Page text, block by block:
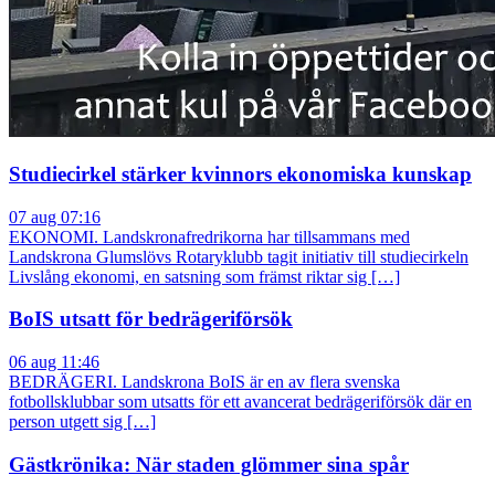
Studiecirkel stärker kvinnors ekonomiska kunskap
07 aug 07:16
EKONOMI. Landskronafredrikorna har tillsammans med
Landskrona Glumslövs Rotaryklubb tagit initiativ till studiecirkeln
Livslång ekonomi, en satsning som främst riktar sig […]
BoIS utsatt för bedrägeriförsök
06 aug 11:46
BEDRÄGERI. Landskrona BoIS är en av flera svenska
fotbollsklubbar som utsatts för ett avancerat bedrägeriförsök där en
person utgett sig […]
Gästkrönika: När staden glömmer sina spår